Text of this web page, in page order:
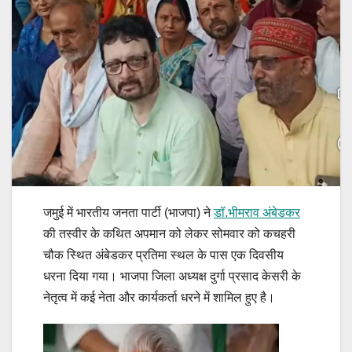
जमुई में भारतीय जनता पार्टी (भाजपा) नेडॉ.भीमराव अंबेडकर
की तस्वीर के कथित अपमान को लेकर सोमवार को कचहरी
चौक स्थित अंबेडकर प्रतिमा स्थल के पास एक दिवसीय
धरना दिया गया। भाजपा जिला अध्यक्ष दुर्गा प्रसाद केसरी के
नेतृत्व में कई नेता और कार्यकर्ता धरने में शामिल हुए है।